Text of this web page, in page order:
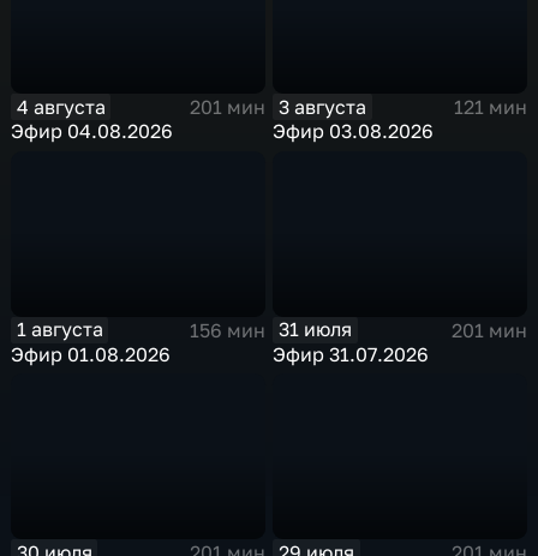
4 августа
201 мин
Эфир 04.08.2026
3 августа
121 мин
Эфир 03.08.2026
1 августа
156 мин
Эфир 01.08.2026
31 июля
201 мин
Эфир 31.07.2026